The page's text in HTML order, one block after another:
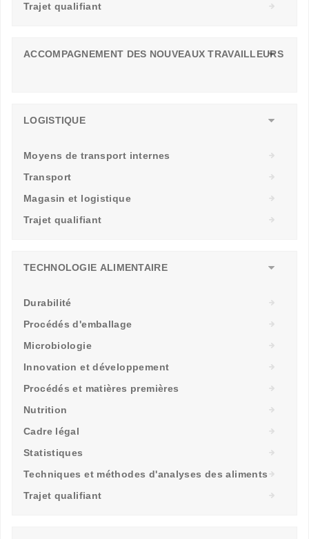
Trajet qualifiant
ACCOMPAGNEMENT DES NOUVEAUX TRAVAILLEURS
LOGISTIQUE
Moyens de transport internes
Transport
Magasin et logistique
Trajet qualifiant
TECHNOLOGIE ALIMENTAIRE
Durabilité
Procédés d'emballage
Microbiologie
Innovation et développement
Procédés et matières premières
Nutrition
Cadre légal
Statistiques
Techniques et méthodes d'analyses des aliments
Trajet qualifiant